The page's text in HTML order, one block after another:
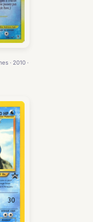
· 2010 ·